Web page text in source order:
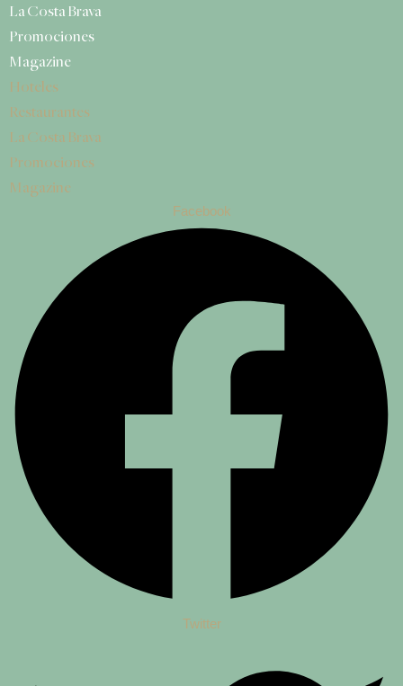
La Costa Brava
Promociones
Magazine
Hoteles
Restaurantes
La Costa Brava
Promociones
Magazine
Facebook
Twitter